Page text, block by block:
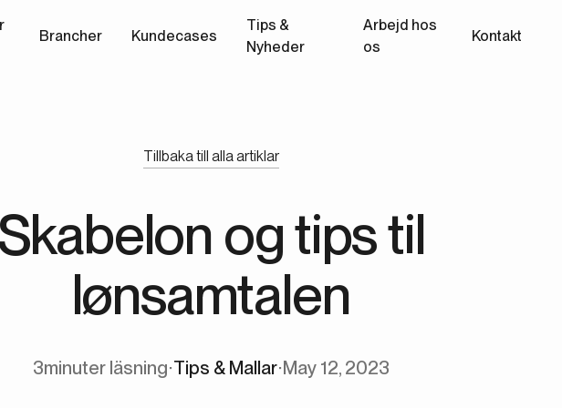
Brancher Kundecases
Tips &
Nyheder
Arbejd hos
os
Kontakt
Tillbaka till alla artiklar
og tips til
lønsamtalen
3minuter läsning∙Tips & Mallar∙May 12, 2023